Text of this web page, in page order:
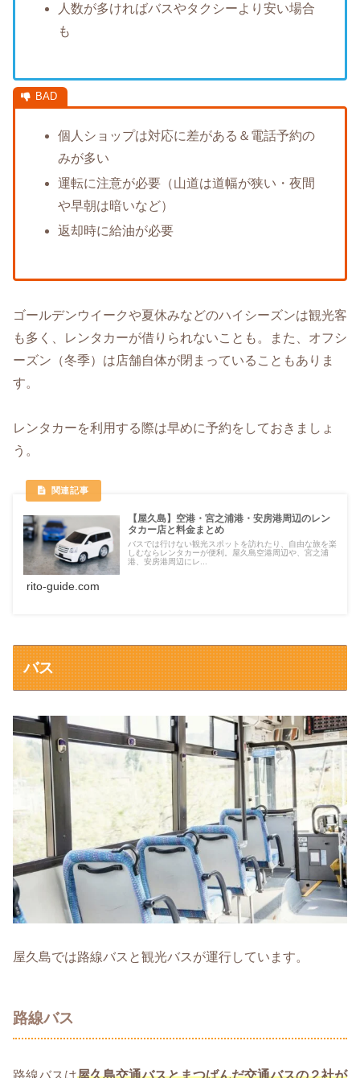
人数が多ければバスやタクシーより安い場合
も
個人ショップは対応に差がある＆電話予約の
みが多い
運転に注意が必要（山道は道幅が狭い・夜間
や早朝は暗いなど）
返却時に給油が必要
ゴールデンウイークや夏休みなどのハイシーズンは観光客
も多く、レンタカーが借りられないことも。また、オフシ
ーズン（冬季）は店舗自体が閉まっていることもありま
す。
レンタカーを利用する際は早めに予約をしておきましょ
う。
【屋久島】空港・宮之浦港・安房港周辺のレン
タカー店と料金まとめ
バスでは行けない観光スポットを訪れたり、自由な旅を楽
しむならレンタカーが便利。屋久島空港周辺や、宮之浦
港、安房港周辺にレ...
rito-guide.com
バス
屋久島では路線バスと観光バスが運行しています。
路線バス
路線バスは屋久島交通バスとまつばんだ交通バスの２社が